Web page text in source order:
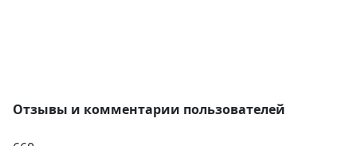
Отзывы и комментарии пользователей